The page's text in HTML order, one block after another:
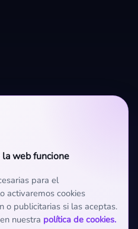
la web funcione
para el
activaremos cookies
o publicitarias si las aceptas.
nuestra política de cookies.